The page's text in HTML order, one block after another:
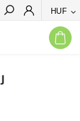
HUF
Keresés